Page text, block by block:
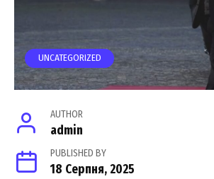
UNCATEGORIZED
AUTHOR
admin
PUBLISHED BY
18 Серпня, 2025